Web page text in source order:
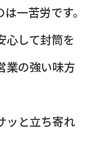
一苦労です。
心して封筒を
業の強い味方
ッと立ち寄れ